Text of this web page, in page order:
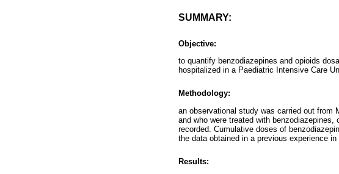
SUMMARY:
Objective:
to quantify benzodiazepines and opioids
hospitalized in a Paediatric Intensive Care
Methodology:
an observational study was carried out from
and who were treated with
recorded. Cumulative doses of
the data obtained in a previous experience in
Results: